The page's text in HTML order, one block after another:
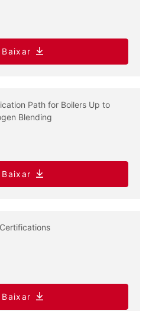
Baixar
Path for Boilers Up to
Blending
Baixar
Baixar